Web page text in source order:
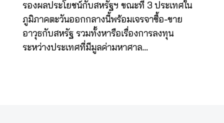
รองผลประโยชน์กับสหรัฐฯ ขณะที่ 3 ประเทศใน
ภูมิภาคตะวันออกกลางนี้พร้อมเจรจาซื้อ-ขาย
อาวุธกับสหรัฐ รวมทั้งหารือเรื่องการลงทุน
ระหว่างประเทศที่มีมูลค่ามหาศาล…